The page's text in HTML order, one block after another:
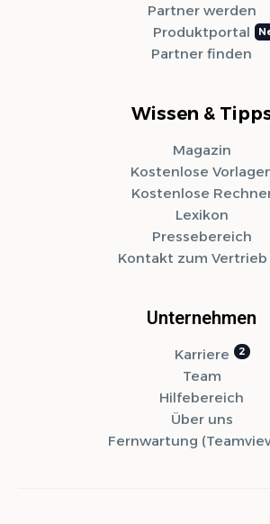
Partner werden
Produktportal
Partner finden
Wissen &
Magazin
Kostenlose
Kostenlose
Lexikon
Pressebereich
Kontakt zum Vertrieb
Unternehmen
Karriere
Team
Hilfebereich
Über uns
Fernwartung